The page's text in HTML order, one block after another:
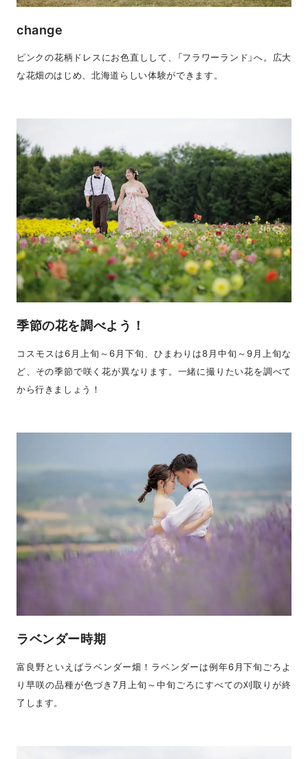
change
ピンクの花柄ドレスにお色直しして、「フラワーランド」へ。広大
な花畑のはじめ、北海道らしい体験ができます。
季節の花を調べよう！
コスモスは6月上旬～6月下旬、ひまわりは8月中旬～9月上旬な
ど、その季節で咲く花が異なります。一緒に撮りたい花を調べて
から行きましょう！
ラベンダー時期
富良野といえばラベンダー畑！ラベンダーは例年6月下旬ごろよ
り早咲の品種が色づき7月上旬～中旬ごろにすべての刈取りが終
了します。